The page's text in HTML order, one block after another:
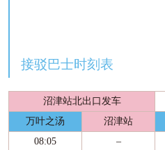
接驳巴士时刻表
沼津站北出口发车
万叶之汤
沼津站
08:05
–